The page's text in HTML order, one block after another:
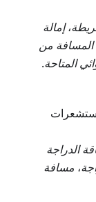
،إمالة
المسافة من
المتاحة.
الدراجة
، مسافة